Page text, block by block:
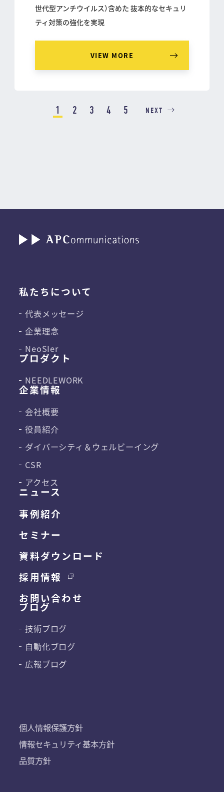
世代型アンチウイルス）含めた 抜本的なセキュリ
ティ対策の強化を実現
VIEW MORE
1 2 3 4 5 NEXT
個人情報保護方針
情報セキュリティ基本方針
品質方針
ニュース
事例紹介
セミナー
資料ダウンロード
採用情報
お問い合わせ
私たちについて
代表メッセージ
企業理念
NeoSIer
プロダクト
NEEDLEWORK
企業情報
会社概要
役員紹介
ダイバーシティ＆ ウェルビーイング
CSR
アクセス
ブログ
技術ブログ
自動化ブログ
広報ブログ